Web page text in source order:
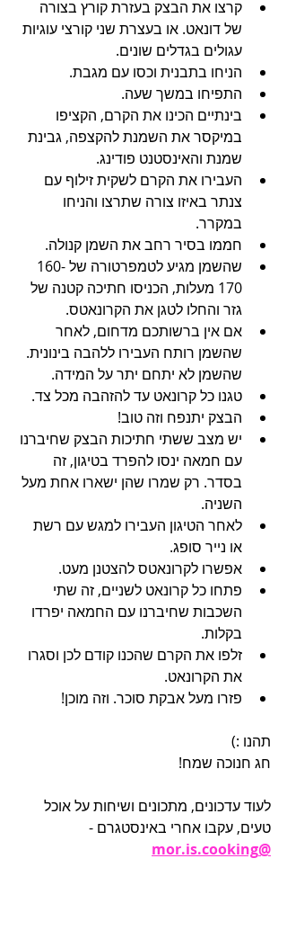
קרצו את הבצק בעזרת קורץ בצורה
של דונאט. או בעצרת שני קורצי עוגיות
עגולים בגדלים שונים.
הניחו בתבנית וכסו עם מגבת.
התפיחו במשך שעה.
בינתיים הכינו את הקרם, הקציפו
במיקסר את השמנת להקצפה, גבינת
שמנת והאינסטנט פודינג.
העבירו את הקרם לשקית זילוף עם
צנתר באיזו צורה שתרצו והניחו
במקרר.
חממו בסיר רחב את השמן קנולה.
שהשמן מגיע לטמפרטורה של 160-
170 מעלות, הכניסו חתיכה קטנה של
גזר והחלו לטגן את הקרונאטס.
אם אין ברשותכם מדחום, לאחר
שהשמן רותח העבירו ללהבה בינונית.
שהשמן לא יתחם יתר על המידה.
טגנו כל קרונאט עד להזהבה מכל צד.
הבצק יתנפח וזה טוב!
יש מצב ששתי חתיכות הבצק שחיברנו
עם חמאה ינסו להפרד בטיגון, זה
בסדר. רק שמרו שהן ישארו אחת מעל
השניה.
לאחר הטיגון העבירו למגש עם רשת
או נייר סופג.
אפשרו לקרונאטס להצטנן מעט.
פתחו כל קרונאט לשניים, זה שתי
השכבות שחיברנו עם החמאה יפרדו
בקלות.
זלפו את הקרם שהכנו קודם לכן וסגרו
את הקרונאט.
פזרו מעל אבקת סוכר. וזה מוכן!
תהנו :)
חג חנוכה שמח!
לעוד עדכונים, מתכונים ושיחות על אוכל
טעים, עקבו אחרי באינסטגרם -
@mor.is.cooking